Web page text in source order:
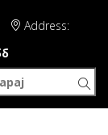
Address: